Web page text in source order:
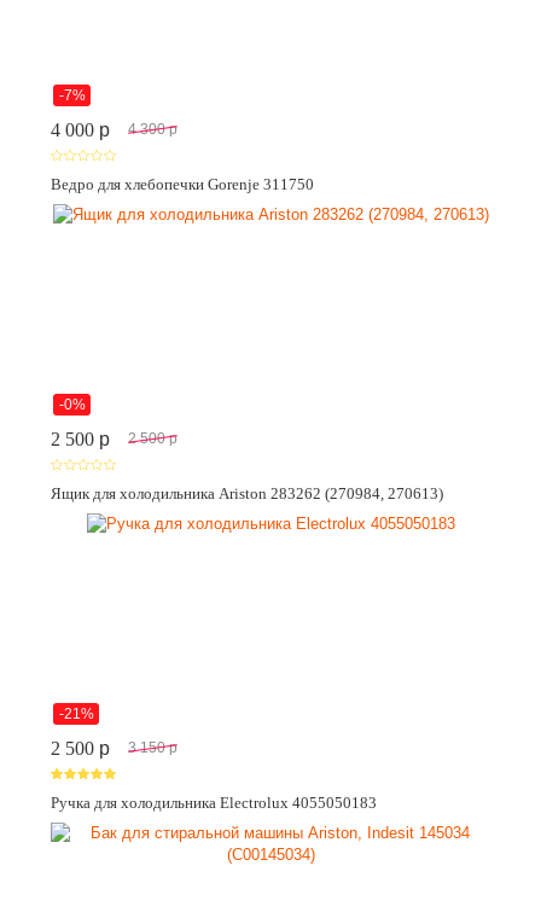
-7%
4 000 p 4 300 p
Ведро для хлебопечки Gorenje 311750
-0%
2 500 p 2 500 p
Ящик для холодильника Ariston 283262 (270984, 270613)
-21%
2 500 p 3 150 p
Ручка для холодильника Electrolux 4055050183